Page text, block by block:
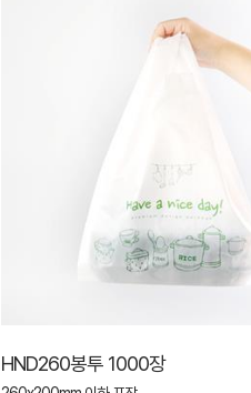
HND260봉투 1000장